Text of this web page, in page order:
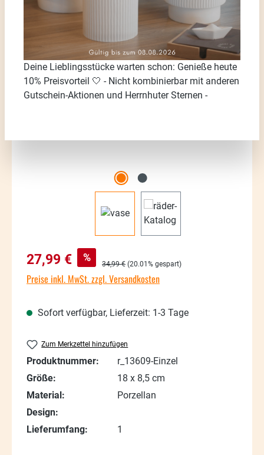
Bildergalerie überspringen
Verkaufspreis:
27,99 € % Regulärer Preis:
34,99 € (20.01% gespart)
Preise inkl. MwSt. zzgl. Versandkosten
Sofort verfügbar, Lieferzeit: 1-3 Tage
Zum Merkzettel hinzufügen
Produktnummer:
r_13609-Einzel
Größe:
18 x 8,5 cm
Material:
Porzellan
Design:
Lieferumfang:
1
Deine Lieblingsstücke warten schon: Genieße heute
10% Preisvorteil 🤍 - Nicht kombinierbar mit anderen
Gutschein-Aktionen und Herrnhuter Sternen -